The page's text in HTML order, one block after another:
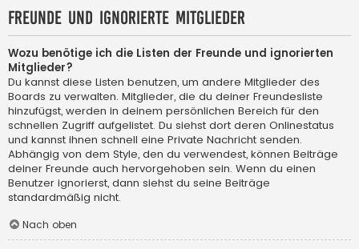
Freunde und ignorierte Mitglieder
Wozu benötige ich die Listen der Freunde und ignorierten
Mitglieder?
Du kannst diese Listen benutzen, um andere Mitglieder des
Boards zu verwalten. Mitglieder, die du deiner Freundesliste
hinzufügst, werden in deinem persönlichen Bereich für den
schnellen Zugriff aufgelistet. Du siehst dort deren Onlinestatus
und kannst ihnen schnell eine Private Nachricht senden.
Abhängig von dem Style, den du verwendest, können Beiträge
deiner Freunde auch hervorgehoben sein. Wenn du einen
Benutzer ignorierst, dann siehst du seine Beiträge
standardmäßig nicht.
Nach oben